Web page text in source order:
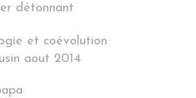
détonnant
et coévolution
aout 2014